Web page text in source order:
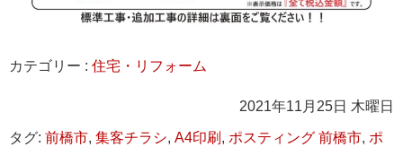
カテゴリー : 住宅・リフォーム
2021年11月25日 木曜日
タグ: 前橋市, 集客チラシ, A4印刷 , ポスティング 前橋市, ポ